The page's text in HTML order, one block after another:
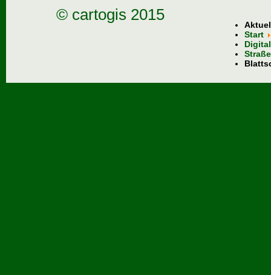
© cartogis 2015
Start